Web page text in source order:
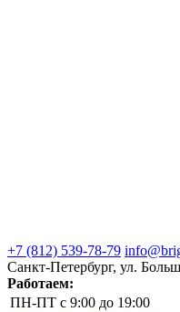
+7 (812) 539-78-79
Санкт-Петербург, ул.
Работаем:
ПН-ПТ с 9:00 до 19:00